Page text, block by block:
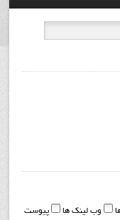
وب لینک ها
پیوست